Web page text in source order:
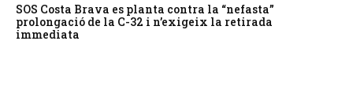
SOS Costa Brava es planta contra la “nefasta”
prolongació de la C-32 i n’exigeix la retirada
immediata